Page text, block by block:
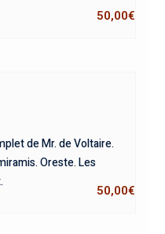
50,00€
de Mr. de Voltaire.
Oreste. Les
50,00€